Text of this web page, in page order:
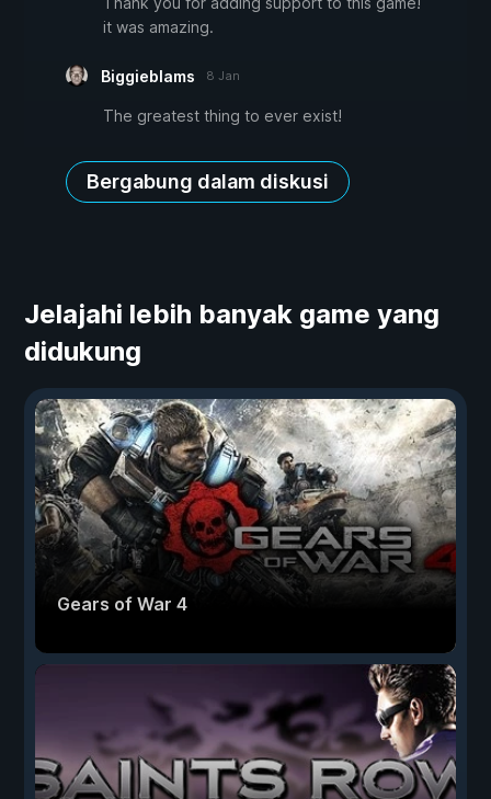
it was amazing.
Biggieblams 8 Jan
The greatest thing to ever exist!
Bergabung dalam diskusi
Jelajahi lebih banyak game yang
didukung
Gears of War 4